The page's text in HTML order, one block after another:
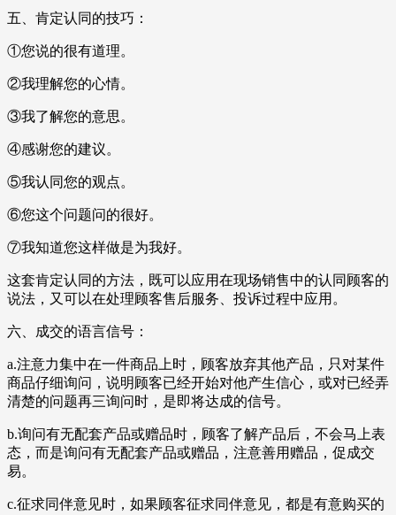
五、肯定认同的技巧：
①您说的很有道理。
②我理解您的心情。
③我了解您的意思。
④感谢您的建议。
⑤我认同您的观点。
⑥您这个问题问的很好。
⑦我知道您这样做是为我好。
这套肯定认同的方法，既可以应用在现场销售中的认同顾客的
说法，又可以在处理顾客售后服务、投诉过程中应用。
六、成交的语言信号：
a.注意力集中在一件商品上时，顾客放弃其他产品，只对某件
商品仔细询问，说明顾客已经开始对他产生信心，或对已经弄
清楚的问题再三询问时，是即将达成的信号。
b.询问有无配套产品或赠品时，顾客了解产品后，不会马上表
态，而是询问有无配套产品或赠品，注意善用赠品，促成交
易。
c.征求同伴意见时，如果顾客征求同伴意见，都是有意购买的